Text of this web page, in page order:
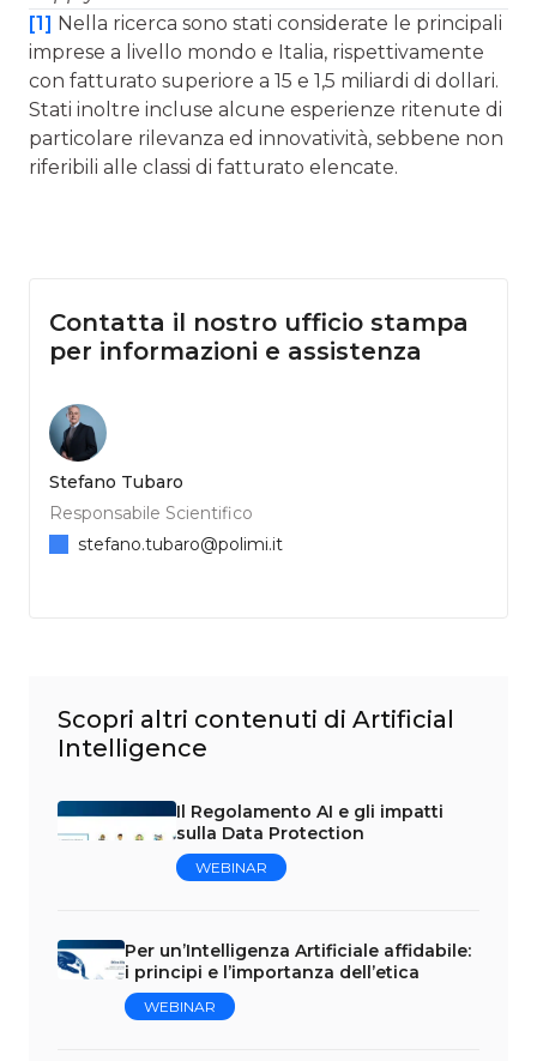
[1] Nella ricerca sono stati considerate le principali
imprese a livello mondo e Italia, rispettivamente
con fatturato superiore a 15 e 1,5 miliardi di dollari.
Stati inoltre incluse alcune esperienze ritenute di
particolare rilevanza ed innovatività, sebbene non
riferibili alle classi di fatturato elencate.
Contatta il nostro ufficio stampa
per informazioni e assistenza
Stefano Tubaro
Responsabile Scientifico
stefano.tubaro@polimi.it
Scopri altri contenuti di Artificial
Intelligence
Il Regolamento AI e gli impatti
sulla Data Protection
WEBINAR
Per un’Intelligenza Artificiale affidabile:
i principi e l’importanza dell’etica
WEBINAR